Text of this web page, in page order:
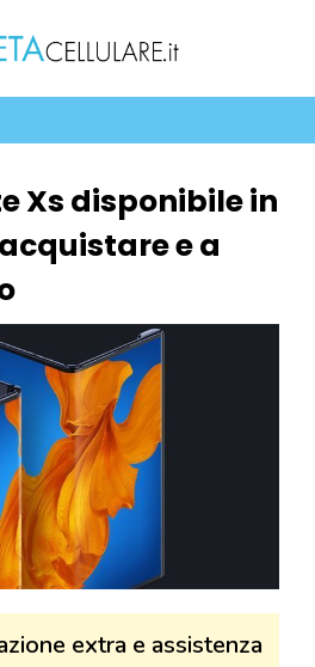
Xs disponibile in
e a
extra e assistenza